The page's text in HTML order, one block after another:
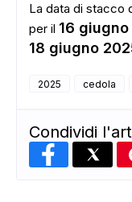
La data di stacco
per il 16
18 giugno
2025 cedola
Condividi